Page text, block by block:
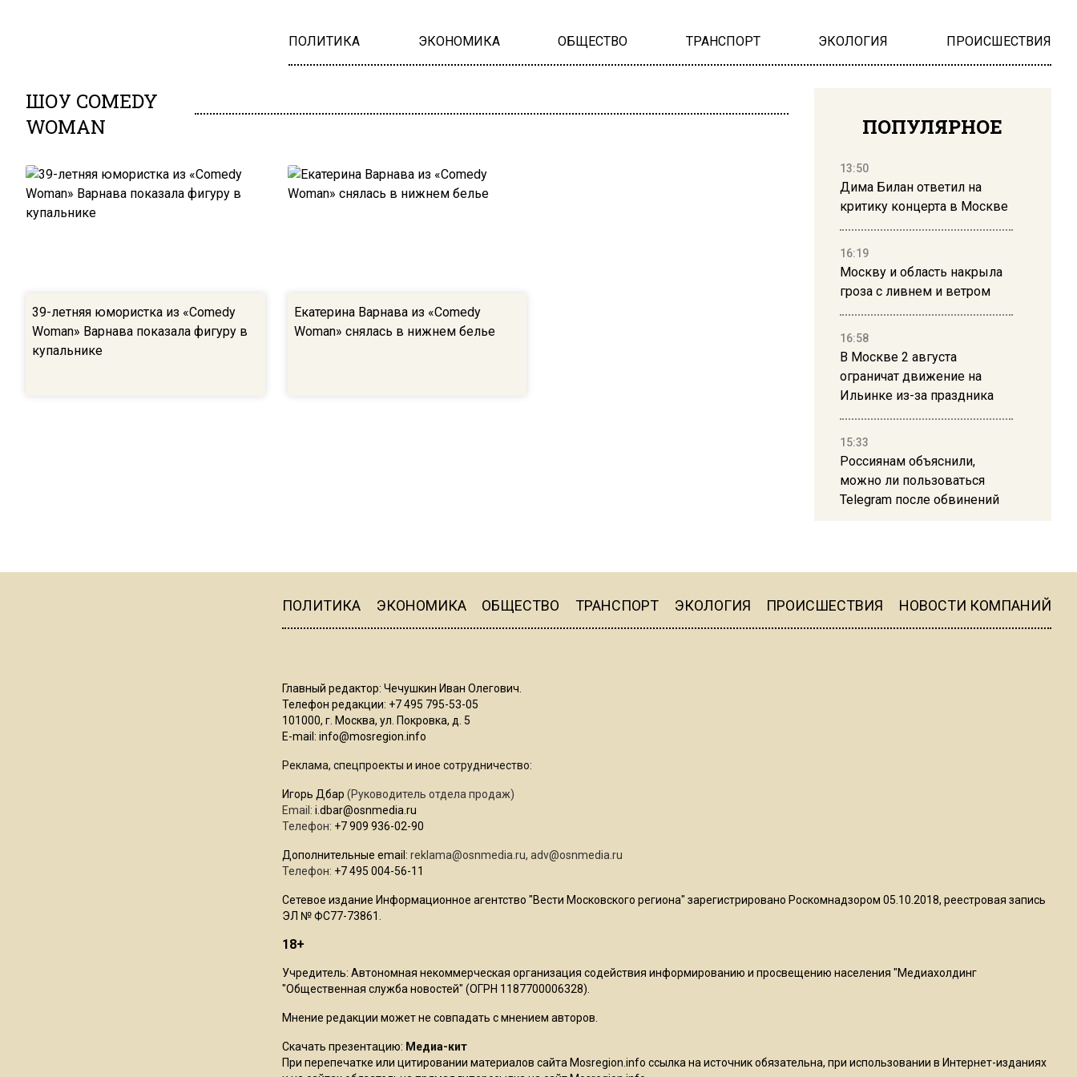
ПОЛИТИКА ЭКОНОМИКА ОБЩЕСТВО ТРАНСПОРТ ЭКОЛОГИЯ ПРОИСШЕСТВИЯ
ШОУ COMEDY
WOMAN
39-летняя юмористка из «Comedy
Woman» Варнава показала фигуру в
купальнике
Екатерина Варнава из «Comedy
Woman» снялась в нижнем белье
ПОПУЛЯРНОЕ
13:50
Дима Билан ответил на
критику концерта в Москве
16:19
Москву и область накрыла
гроза с ливнем и ветром
16:58
В Москве 2 августа
ограничат движение на
Ильинке из-за праздника
15:33
Россиянам объяснили,
можно ли пользоваться
Telegram после обвинений
литров дождя на
В Подмосковье прекратили
цехах
ПОЛИТИКА ЭКОНОМИКА ОБЩЕСТВО ТРАНСПОРТ ЭКОЛОГИЯ ПРОИСШЕСТВИЯ НОВОСТИ КОМПАНИЙ
Главный редактор: Чечушкин Иван Олегович.
Телефон редакции: +7 495 795-53-05
101000, г. Москва, ул. Покровка, д. 5
E-mail: info@mosregion.info
Реклама, спецпроекты и иное сотрудничество:
Игорь Дбар (Руководитель отдела продаж)
Email: i.dbar@osnmedia.ru
Телефон: +7 909 936-02-90
Дополнительные email: reklama@osnmedia.ru, adv@osnmedia.ru
Телефон: +7 495 004-56-11
Сетевое издание Информационное агентство "Вести Московского региона" зарегистрировано Роскомнадзором 05.10.2018, реестровая запись
ЭЛ № ФС77-73861.
18+
Учредитель: Автономная некоммерческая организация содействия информированию и просвещению населения "Медиахолдинг
"Общественная служба новостей" (ОГРН 1187700006328).
Мнение редакции может не совпадать с мнением авторов.
Скачать презентацию: Медиа-кит
При перепечатке или цитировании материалов сайта Mosregion.info ссылка на источник обязательна, при использовании в Интернет-изданиях